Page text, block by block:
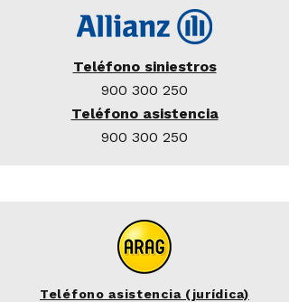
Teléfono siniestros
900 300 250
Teléfono asistencia
900 300 250
Teléfono asistencia (jurídica)